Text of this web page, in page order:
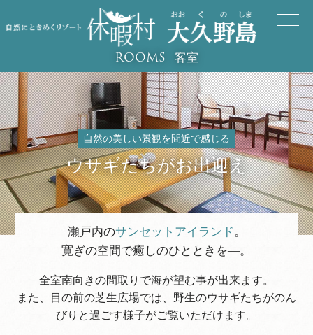
ROOMS 客室
自然の美しい景観を間近で感じる
ウサギたちがお出迎え
瀬戸内のサンセットアイランド。
寛ぎの空間で癒しのひとときを―。
全室南向きの間取りで海が望む事が出来ます。
また、目の前の芝生広場では、野生のウサギたちがのん
びりと過ごす様子がご覧いただけます。